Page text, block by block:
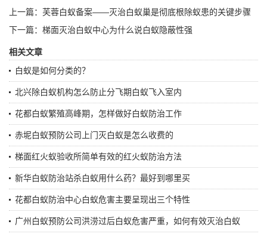
上一篇： 芙蓉白蚁备案——灭治白蚁巢是彻底根除蚁患的关键步骤
下一篇： 梯面灭治白蚁中心为什么说白蚁隐蔽性强
相关文章
白蚁是如何分类的？
北兴除白蚁机构怎么防止分飞期白蚁飞入室内
花都白蚁繁殖高峰期，怎样做好白蚁防治工作
赤坭白蚁预防公司上门灭白蚁是怎么收费的
梯面红火蚁验收所简单有效的红火蚁防治方法
新华白蚁防治站杀白蚁用什么药？最好到哪里买
花都白蚁防治中心白蚁危害主要呈现出三个特性
广州白蚁预防公司洪涝过后白蚁危害严重，如何有效灭治白蚁